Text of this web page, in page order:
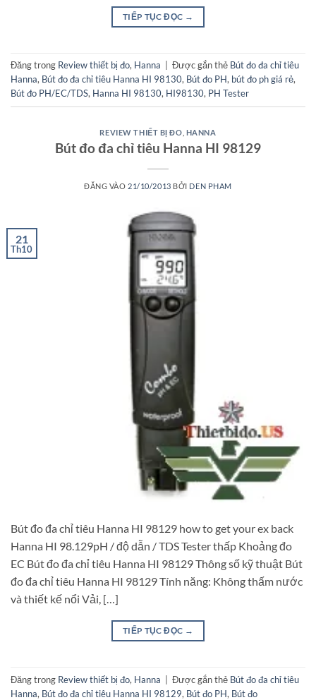
TIẾP TỤC ĐỌC →
Đăng trong Review thiết bị đo, Hanna Được gắn thẻ Bút đo đa chỉ tiêu
Hanna, Bút đo đa chỉ tiêu Hanna HI 98130, Bút đo PH, bút đo ph giá rẻ,
Bút đo PH/EC/TDS, Hanna HI 98130, HI98130, PH Tester
REVIEW THIẾT BỊ ĐO HANNA
Bút đo đa chỉ tiêu Hanna HI 98129
ĐĂNG VÀO 21/10/2013 BỞI DEN PHAM
21
Th10
Bút đo đa chỉ tiêu Hanna HI 98129 how to get your ex back
Hanna HI 98.129pH / độ dẫn / TDS Tester thấp Khoảng đo
EC Bút đo đa chỉ tiêu Hanna HI 98129 Thông số kỹ thuật Bút
đo đa chỉ tiêu Hanna HI 98129 Tính năng: Không thấm nước
và thiết kế nổi Vải, […]
TIẾP TỤC ĐỌC →
Đăng trong Review thiết bị đo, Hanna Được gắn thẻ Bút đo đa chỉ tiêu
Hanna, Bút đo đa chỉ tiêu Hanna HI 98129, Bút đo PH, Bút đo